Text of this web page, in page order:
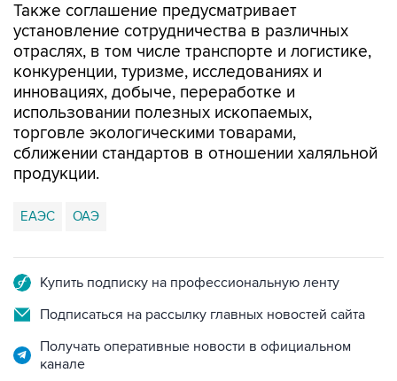
Также соглашение предусматривает
установление сотрудничества в различных
отраслях, в том числе транспорте и логистике,
конкуренции, туризме, исследованиях и
инновациях, добыче, переработке и
использовании полезных ископаемых,
торговле экологическими товарами,
сближении стандартов в отношении халяльной
продукции.
ЕАЭС ОАЭ
Купить подписку на профессиональную ленту
Подписаться на рассылку главных новостей сайта
Получать оперативные новости в официальном
канале